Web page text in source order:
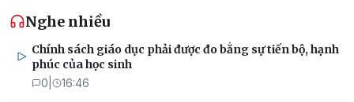
Nghe nhiều
Chính sách giáo dục phải được đo bằng sự tiến bộ, hạnh
phúc của học sinh
0 16:46